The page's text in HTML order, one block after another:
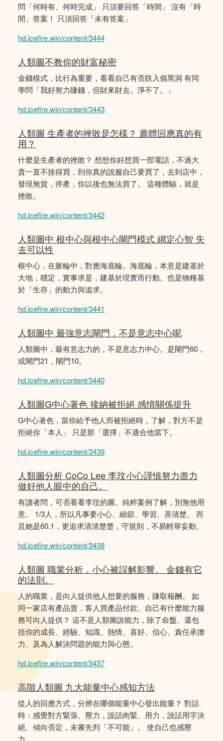
問「何時有、何時完成」 只須要回答「時間」 沒有「時
間」答案！ 只須回答「未有答案」
hd.icefire.win/content/3444
人類圖不教你的財富秘密
金錢模式，比行為重要，看看自己有否跌入個黑洞 有同
學問「我好努力賺錢，但財來財去。淨不了。」
hd.icefire.win/content/3443
人類圖 生產者的挫敗是怎樣？ 薦體回應真的有
用？
什麼是生產者的挫敗？ 想想你好想買一部電話，不過大
貴一直不捨得買，到你真的說服自己要買了，去到店中，
發現無貨，停產，你以後也無法買了。 這種體驗，就是
挫敗。
hd.icefire.win/content/3442
人類圖中 根中心與根中心閘門模式 綁定心智 失
去可以性
根中心，在脈輪中，對應海底輪。海底輪，本意是建基於
大地，穩定，實事求是，建基於現實而行動。也是物種基
於「生存」的動力與追求。
hd.icefire.win/content/3441
人類圖中 最強意志閘門，不是意志中心呢
人類圖中，最有意志力的，不是意志力中心。是閘門60，
或閘門21，閘門10。
hd.icefire.win/content/3440
人類圖G中心著色 接納被拒絕 感情關係提升
G中心著色，當你給予他人而被拒絕時，了解，對方不是
拒絕你「本人」 只是那「選擇」不適合他當下。
hd.icefire.win/content/3439
人類圖分析 CoCo Lee 李玟小心謹慎努力盡力
做好他人眼中的自己。
有讀者問，可否看看李玟的圖。純粹案例了解，別無他用
意。 1/3人，所以凡事要小心、細節、學習、弄清楚。 而
且她是60.1，更追求清清楚楚，守規則，不易輕舉妄動。
hd.icefire.win/content/3438
人類圖 職業分析，小心被誤解影響。 金錢有它
的法則。
人的職業，是向人提供他人想要的服務，賺取報酬。 如
同一家店有產品賣，客人買產品付款。自己有什麼能力服
務可向人提供？ 這不是人類圖說能力，除了命盤、還包
括你的成長、經驗、知識、熱情、喜好、信心、責任承擔
力、及為人解決問題的能力與心態。
hd.icefire.win/content/3437
高階人類圖 九大能量中心感知方法
從人的回應方式，分辨在哪個能量中心發出能量？ 對話
時：感覺對方緊張、壓力，說話肉緊、用力，說話用字決
絕、傾向否定，未審先判「不可能」。 使自己也感壓
力。